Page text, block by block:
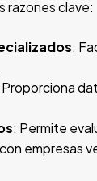
razones clave:
:
Proporciona
: Permite
empresas